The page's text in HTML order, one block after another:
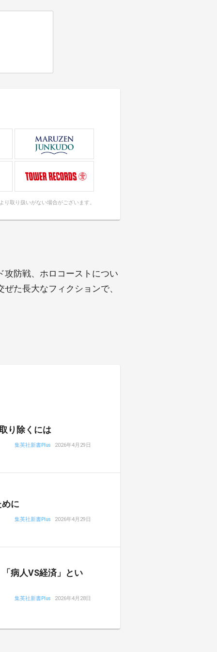
り取り扱いがない場合がございます。
攻防戦、ホロコーストについ
た長大なフィクションで、
り除くには
集英社新書Plus 2026年4月29日
に
集英社新書Plus 2026年4月29日
病人VS経済」とい
集英社新書Plus 2026年4月28日